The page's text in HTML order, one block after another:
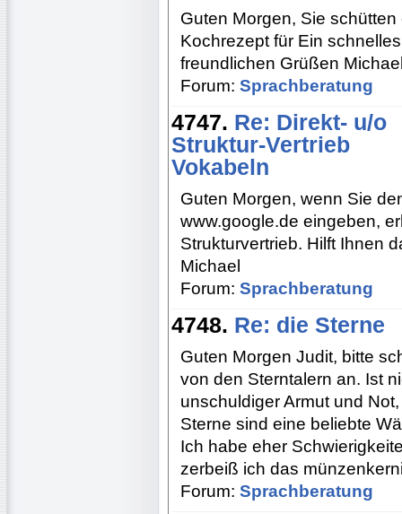
Guten Morgen, Sie
Kochrezept für Ein
freundlichen Grüßen
Forum: Sprachberatung
4747. Re: Direkt- u/o
Struktur-Vertrieb
Vokabeln
Guten Morgen, wenn Sie
www.google.de eingeben,
Strukturvertrieb. Hilft Ihnen
Michael
Forum: Sprachberatung
4748. Re: die Sterne
Guten Morgen Judit, bitte
von den Sterntalern an. Ist
unschuldiger Armut und
Sterne sind eine beliebte
Ich habe eher
zerbeiß ich das
Forum: Sprachberatung